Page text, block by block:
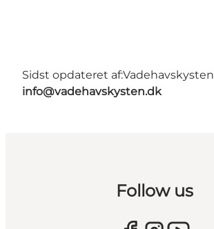
Sidst opdateret af:Vadehavskysten
info@vadehavskysten.dk
Follow us